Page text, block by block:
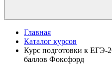
Главная
Каталог курсов
Курс подготовки к ЕГЭ-
баллов Фоксфорд